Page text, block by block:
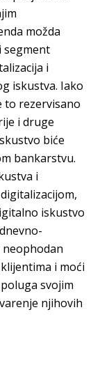
možda
segment
i
iskustva. Iako
to rezervisano
i druge
biće
bankarstvu.
i
iskustvo
i moći
svojim
njihovih